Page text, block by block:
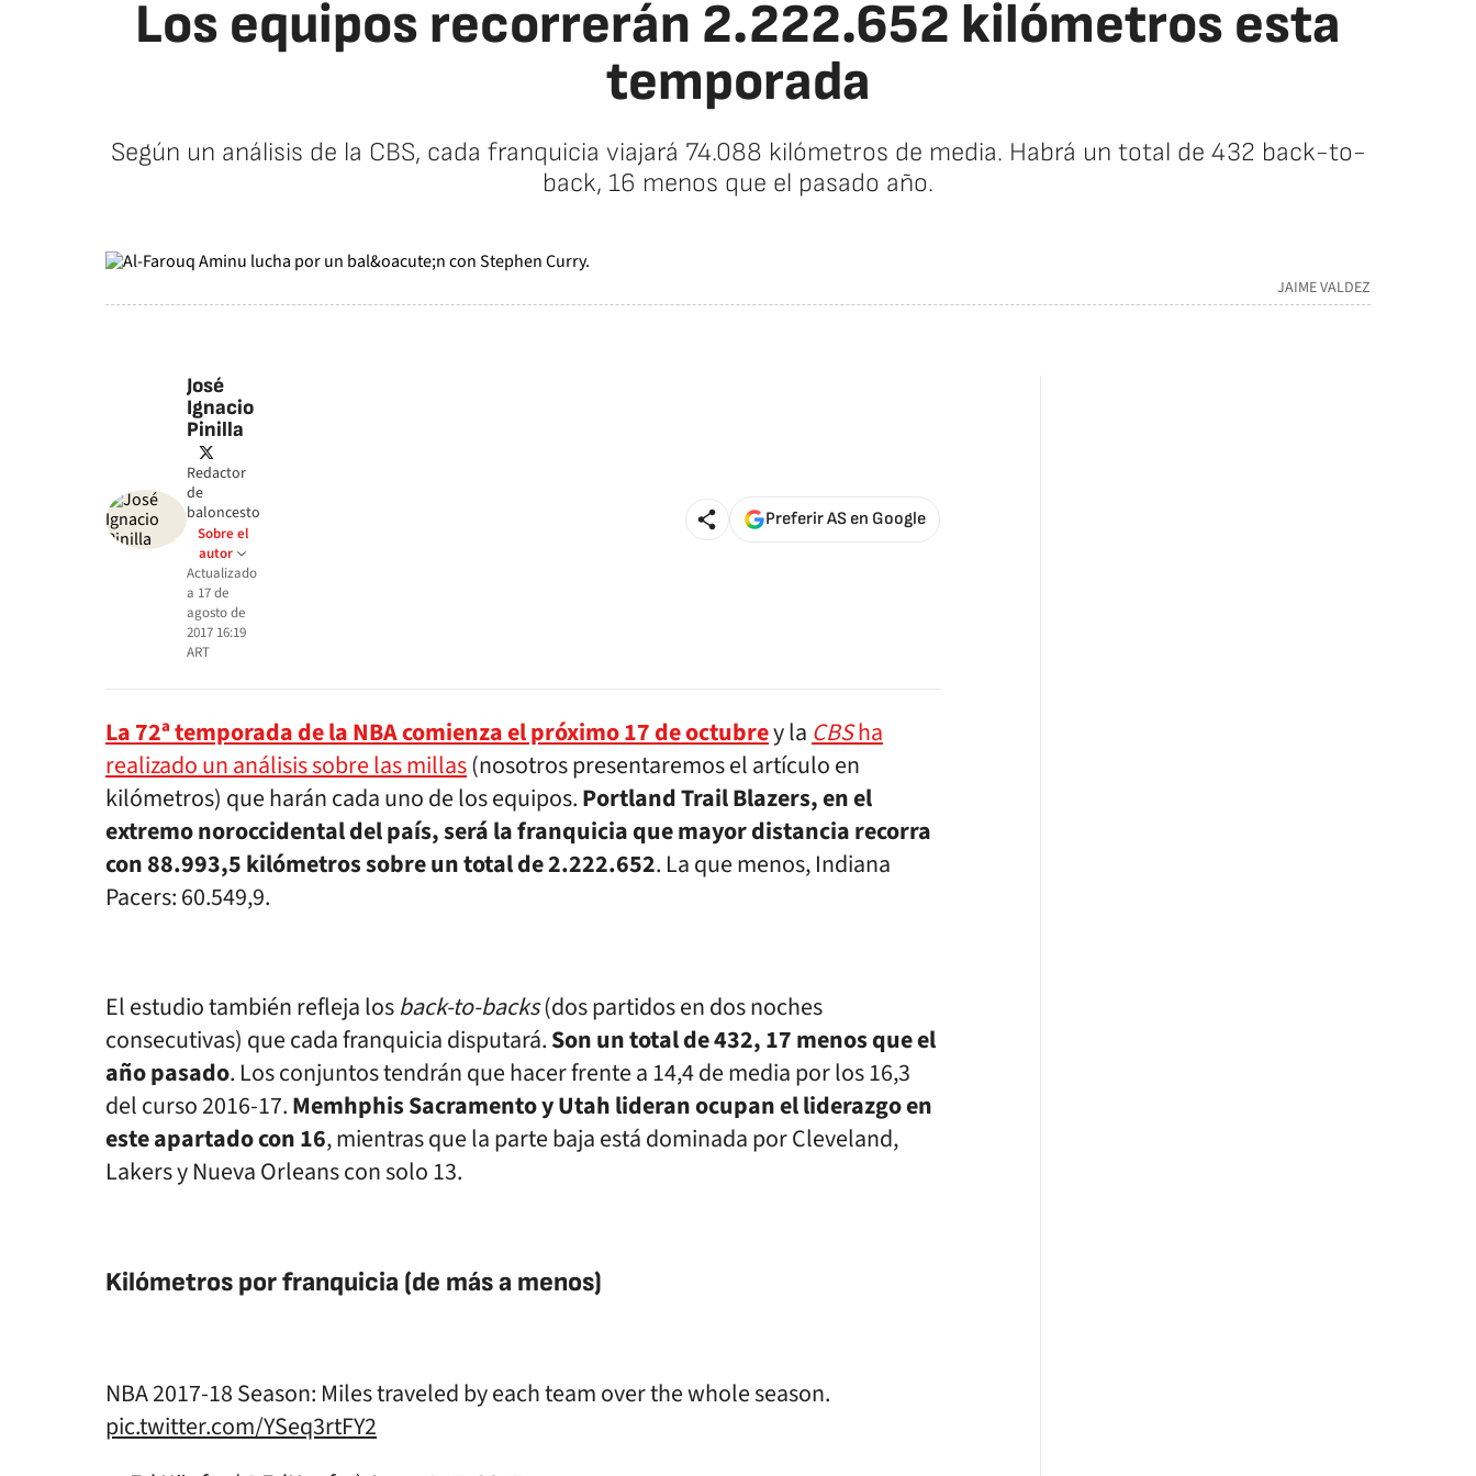
Los equipos recorrerán 2.222.652 kilómetros esta
temporada
Según un análisis de la CBS, cada franquicia viajará 74.088 kilómetros de media. Habrá un total de 432 back-to-
back, 16 menos que el pasado año.
JAIME VALDEZ
José
Ignacio
Pinilla
twitter
Redactor
de
baloncesto
Sobre el
autor
Actualizado
a 17 de
agosto de
2017 16:19
ART
Preferir AS en Google
La 72ª temporada de la NBA comienza el próximo 17 de octubrey la CBSha
realizado un análisis sobre las millas(nosotros presentaremos el artículo en
kilómetros) que harán cada uno de los equipos.Portland Trail Blazers, en el
extremo noroccidental del país, será la franquicia que mayor distancia recorra
con 88.993,5 kilómetros sobre un total de 2.222.652. La que menos, Indiana
Pacers: 60.549,9.
El estudio también refleja losback-to-backs(dos partidos en dos noches
consecutivas) que cada franquicia disputará.Son un total de 432, 17 menos que el
año pasado. Los conjuntos tendrán que hacer frente a 14,4 de media por los 16,3
del curso 2016-17.Memhphis Sacramento y Utah lideran ocupan el liderazgo en
este apartado con 16, mientras que la parte baja está dominada por Cleveland,
Lakers y Nueva Orleanscon solo 13.
Kilómetros por franquicia (de más a menos)
NBA 2017-18 Season: Miles traveled by each team over the whole season.
pic.twitter.com/YSeq3rtFY2